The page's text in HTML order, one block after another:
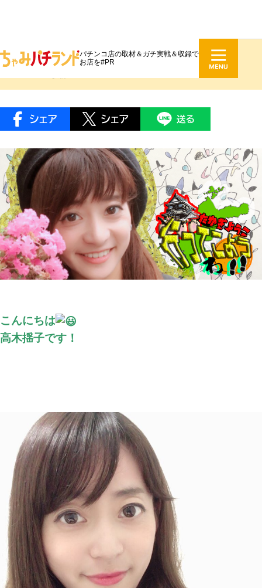
パチンコ店の取材＆ガチ実戦＆収録で
お店を#PR
高木揺子 #121 『出店が決定！』
こんにちは
高木揺子です！